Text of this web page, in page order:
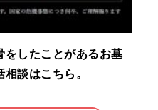
をしたことがあるお墓
談はこちら。